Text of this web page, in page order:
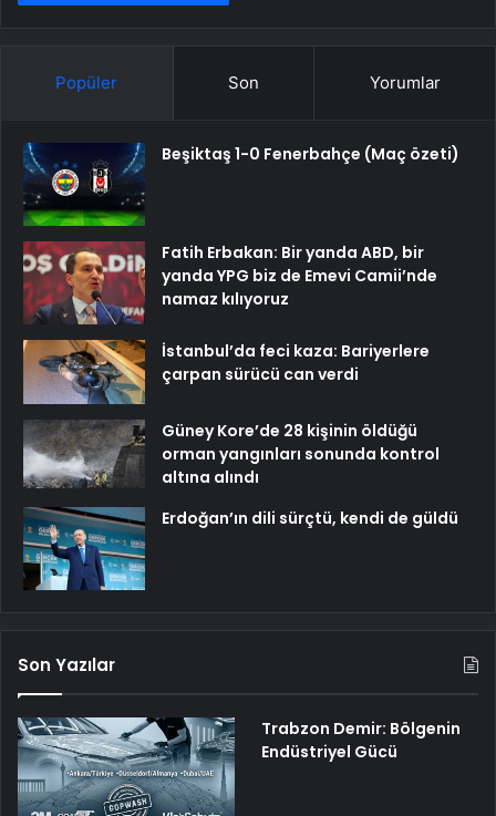
Popüler Son Yorumlar
Beşiktaş 1-0 Fenerbahçe (Maç özeti)
Fatih Erbakan: Bir yanda ABD, bir
yanda YPG biz de Emevi Camii’nde
namaz kılıyoruz
İstanbul’da feci kaza: Bariyerlere
çarpan sürücü can verdi
Güney Kore’de 28 kişinin öldüğü
orman yangınları sonunda kontrol
altına alındı
Erdoğan’ın dili sürçtü, kendi de güldü
Son Yazılar
Trabzon Demir: Bölgenin
Endüstriyel Gücü